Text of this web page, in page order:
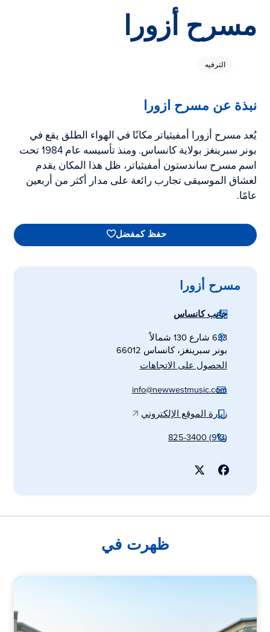
مسرح أزورا
الترفيه
نبذة عن مسرح أزورا
يُعد مسرح أزورا أمفيثياتر مكانًا في الهواء الطلق يقع في
بونر سبرينغز بولاية كانساس. ومنذ تأسيسه عام 1984 تحت
اسم مسرح ساندستون أمفيثياتر، ظل هذا المكان يقدم
لعشاق الموسيقى تجارب رائعة على مدار أكثر من أربعين
عامًا.
حفظ كمفضل
مسرح أزورا
جانب كانساس
633 شارع 130 شمالاً
بونر سبرينغز، كانساس 66012
الحصول على الاتجاهات
info@newwestmusic.com
زيارة الموقع الإلكتروني
(913) 825-3400
ظهرت في